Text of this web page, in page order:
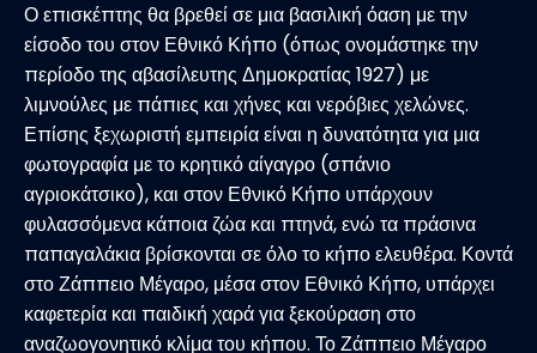
Ο επισκέπτης θα βρεθεί σε μια βασιλική όαση με την
είσοδο του στον Εθνικό Κήπο (όπως ονομάστηκε την
περίοδο της αβασίλευτης Δημοκρατίας 1927) με
λιμνούλες με πάπιες και χήνες και νερόβιες χελώνες.
Επίσης ξεχωριστή εμπειρία είναι η δυνατότητα για μια
φωτογραφία με το κρητικό αίγαγρο (σπάνιο
αγριοκάτσικο), και στον Εθνικό Κήπο υπάρχουν
φυλασσόμενα κάποια ζώα και πτηνά, ενώ τα πράσινα
παπαγαλάκια βρίσκονται σε όλο το κήπο ελευθέρα. Κοντά
στο Ζάππειο Μέγαρο, μέσα στον Εθνικό Κήπο, υπάρχει
καφετερία και παιδική χαρά για ξεκούραση στο
αναζωογονητικό κλίμα του κήπου. Το Ζάππειο Μέγαρο